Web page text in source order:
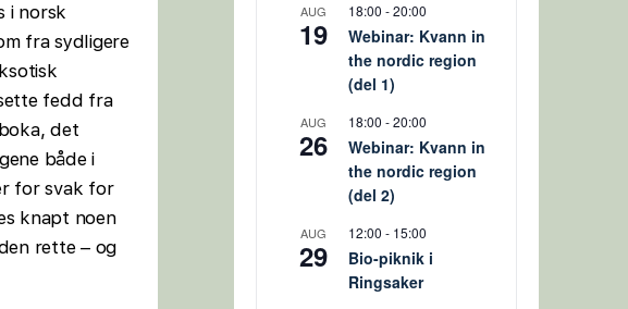
i norsk
fra sydligere
fedd fra
det
både i
for svak for
knapt noen
rette – og
AUG
19
18:00 -20:00
Webinar: Kvann in
the nordic region
(del 1)
AUG
26
18:00 -20:00
Webinar: Kvann in
the nordic region
(del 2)
AUG
29
12:00 - 15:00
Bio-piknik i
Ringsaker